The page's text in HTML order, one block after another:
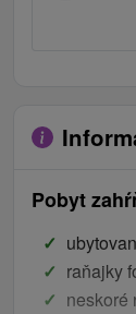
Pobyt
raňajky
neskoré